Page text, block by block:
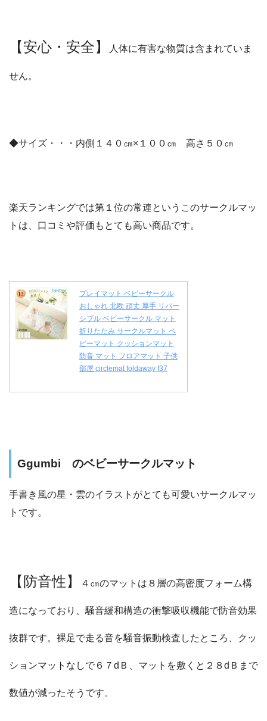
【安心・安全】 人体に有害な物質は含まれていま
せん。
◆サイズ・・・内側１４０㎝×１００㎝ 高さ５０㎝
楽天ランキングでは第１位の常連というこのサークルマッ
トは、口コミや評価もとても高い商品です。
プレイマット ベビーサークル
おしゃれ 北欧 頑丈 厚手 リバー
シブル ベビーサークル マット
折りたたみ サークルマット ベ
ビーマット クッションマット
防音 マット フロアマット 子供
部屋 circlemat foldaway f37
Ggumbi のベビーサークルマット
手書き風の星・雲のイラストがとても可愛いサークルマッ
トです。
【防音性】 ４㎝のマットは８層の高密度フォーム構
造になっており、騒音緩和構造の衝撃吸収機能で防音効果
抜群です。裸足で走る音を騒音振動検査したところ、クッ
ションマットなしで６７dＢ、マットを敷くと２８dＢまで
数値が減ったそうです。